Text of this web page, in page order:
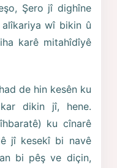
Şero jî dighîne
wî bikin û
karê mitahîdîyê
de hin kesên ku
dikin jî, hene.
ku cînarê
jî kesekî bi navê
bi pêş ve diçin,